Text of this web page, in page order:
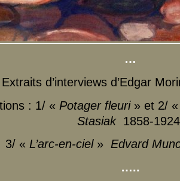
…
Extraits d’interviews d’Edgar
: 1/ « Potager fleuri» et 2/
Stasiak1858-
3/ « L’arc-en-ciel» Edvard
…..